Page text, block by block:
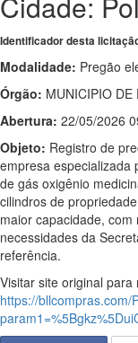
Identificador desta
Modalidade: Pregão
Órgão: MUNICIPIO DE
Abertura: 22/05/2026
Objeto: Registro de
empresa especializada
de gás oxigênio
cilindros de
maior capacidade,
necessidades da
referência.
Visitar site original para
https://bllcompras.com/